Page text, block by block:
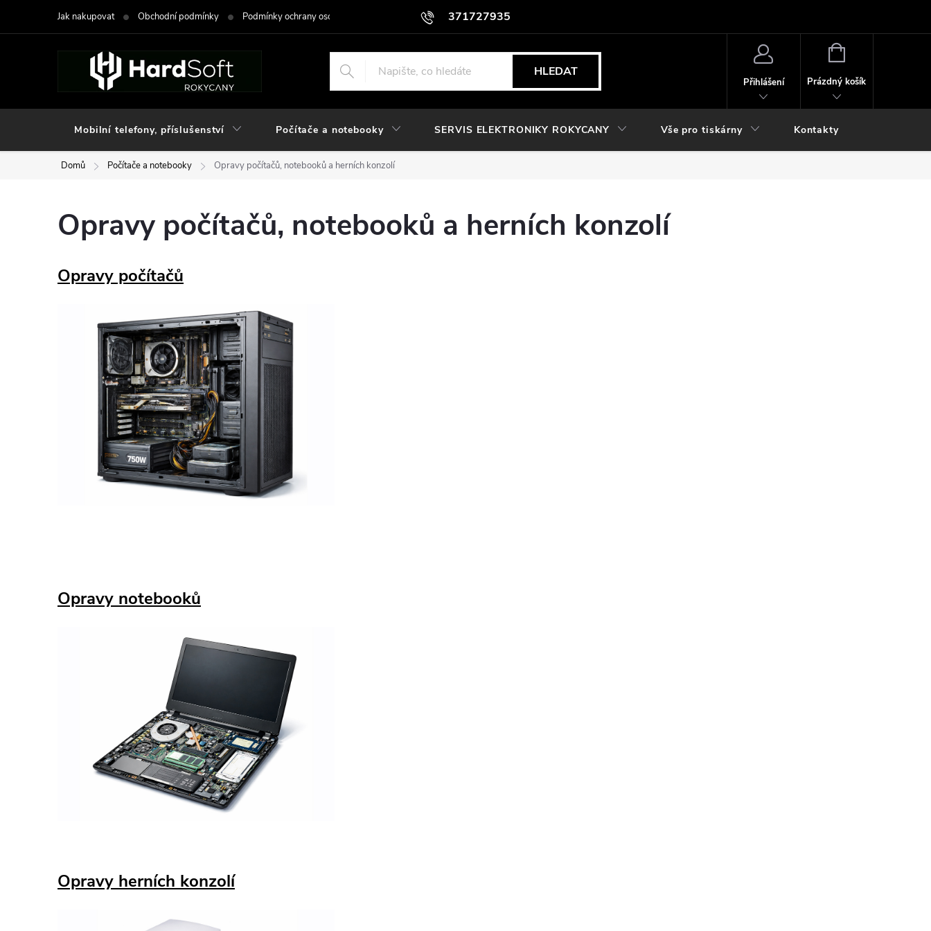
371727935
Jak nakupovat Obchodní podmínky Podmínky ochrany osobních údajů
HLEDAT
Přihlášení
NÁKUPNÍ
Prázdný košík
Mobilní telefony, příslušenství Počítače a notebooky SERVIS ELEKTRONIKY ROKYCANY Vše pro tiskárny Kontakty
Domů Počítače a notebooky Opravy počítačů, notebooků a herních konzolí
Opravy počítačů, notebooků a herních konzolí
Opravy počítačů
Opravy notebooků
Opravy herních konzolí